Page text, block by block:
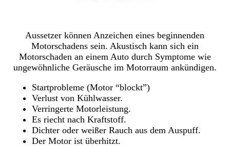
Aussetzer können Anzeichen eines beginnenden
Motorschadens sein. Akustisch kann sich ein
Motorschaden an einem Auto durch Symptome wie
ungewöhnliche Geräusche im Motorraum ankündigen.
Startprobleme (Motor “blockt”)
Verlust von Kühlwasser.
Verringerte Motorleistung.
Es riecht nach Kraftstoff.
Dichter oder weißer Rauch aus dem Auspuff.
Der Motor ist überhitzt.